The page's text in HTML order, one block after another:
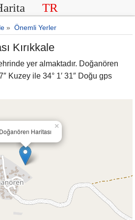
TR
» Önemli Yerler
Kırıkkale
yer almaktadır. Doğanören
Kuzey ile 34° 1′ 31″ Doğu gps
Doğanören Haritası
×